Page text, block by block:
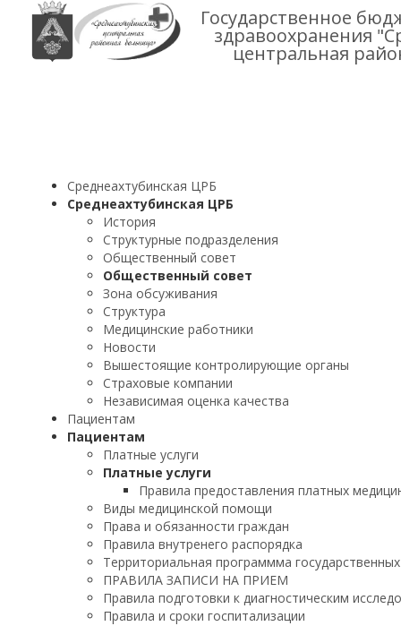
Государственное
здравоохранения
центральная
Среднеахтубинская ЦРБ
Среднеахтубинская ЦРБ
История
Структурные подразделения
Общественный совет
Общественный совет
Зона обсуживания
Структура
Медицинские работники
Новости
Вышестоящие контролирующие органы
Страховые компании
Независимая оценка качества
Пациентам
Пациентам
Платные услуги
Платные услуги
Правила предоставления платных
Виды медицинской помощи
Права и обязанности граждан
Правила внутренего распорядка
Территориальная программма
ПРАВИЛА ЗАПИСИ НА ПРИЕМ
Правила подготовки к диагностическим
Правила и сроки госпитализации